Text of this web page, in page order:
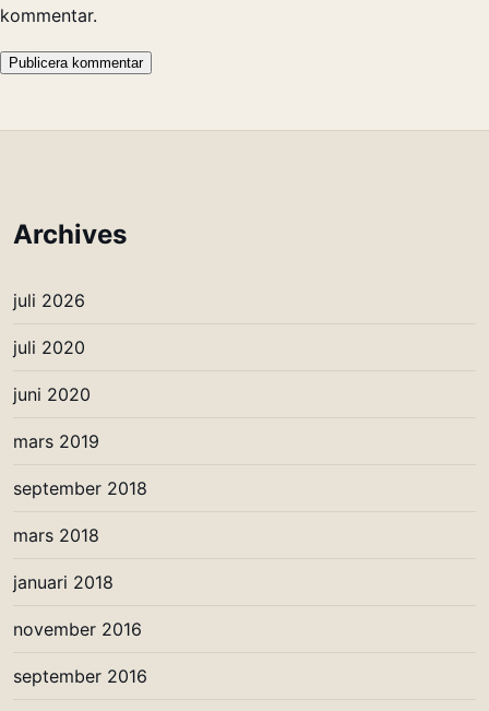
kommentar.
Archives
juli 2026
juli 2020
juni 2020
mars 2019
september 2018
mars 2018
januari 2018
november 2016
september 2016